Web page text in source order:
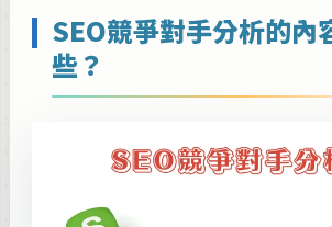
SEO競爭對手分析的內
些？